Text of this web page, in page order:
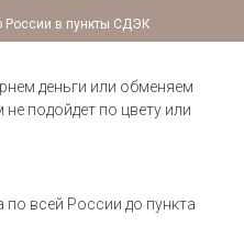
России в пункты СДЭК
деньги или обменяем
подойдет по цвету или
по всей России до пункта